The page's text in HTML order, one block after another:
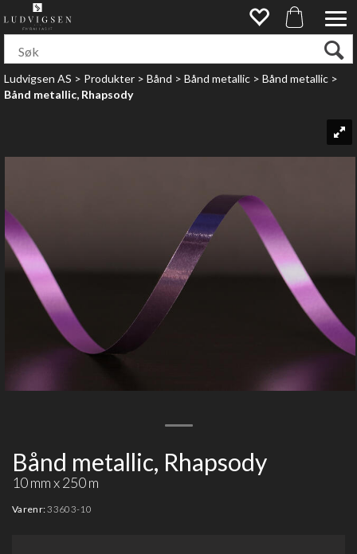
Ludvigsen AS>Produkter>Bånd>Bånd metallic>Bånd metallic>
Bånd metallic, Rhapsody
Bånd metallic, Rhapsody
10 mm x 250 m
Varenr:33603-10